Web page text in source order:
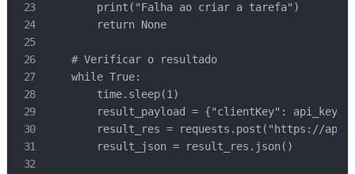
        print("Falha ao criar a tarefa")
        return None
    # Verificar o resultado
    while True:
        time.sleep(1)
result_payload = {"clientKey": api_key,
result_res = requests.post("https://
        result_json = result_res.json()